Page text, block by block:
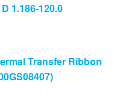
1.186-120.0
Transfer Ribbon